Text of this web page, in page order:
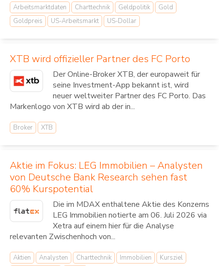
Arbeitsmarktdaten Charttechnik Geldpolitik
Gold
Goldpreis
US-Arbeitsmarkt US-Dollar
XTB wird offizieller Partner des FC Porto
Der Online-Broker XTB, der europaweit für
seine Investment-App bekannt ist, wird
neuer weltweiter Partner des FC Porto. Das
Markenlogo von XTB wird ab der in...
Broker XTB
Aktie im Fokus: LEG Immobilien – Analysten
von Deutsche Bank Research sehen fast
60% Kurspotential
Die im MDAX enthaltene Aktie des Konzerns
LEG Immobilien notierte am 06. Juli 2026 via
Xetra auf einem hier für die Analyse
relevanten Zwischenhoch von...
Aktien Analysten Charttechnik Immobilien
Kursziel